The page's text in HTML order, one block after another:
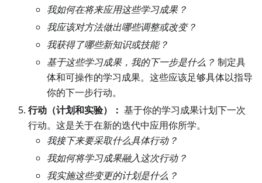
我如何在将来应用这些学习成果？
我应该对方法做出哪些调整或改变？
我获得了哪些新知识或技能？
基于这些学习成果，我的下一步是什么？ 制定具
体和可操作的学习成果。这些应该足够具体以指导
你的下一步行动。
行动（计划和实验）： 基于你的学习成果计划下一次
行动。这是关于在新的迭代中应用你所学。
我接下来要采取什么具体行动？
我如何将学习成果融入这次行动？
我实施这些变更的计划是什么？